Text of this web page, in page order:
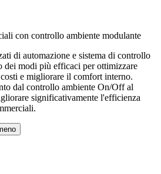
con controllo ambiente modulante
di automazione e sistema di controllo
modi più efficaci per ottimizzare
e migliorare il comfort interno.
dal controllo ambiente On/Off al
significativamente l'efficienza